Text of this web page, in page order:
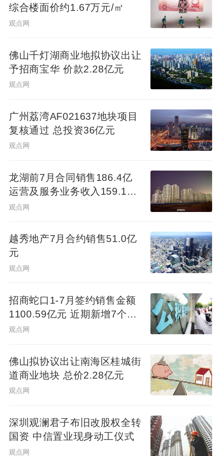
综合楼面价约1.67万元/㎡
观点网
佛山千灯湖商业地拟协议出让
予招商宝华 价款2.28亿元
观点网
广州荔湾AF021637地块项目
复核通过 总投资36亿元
观点网
龙湖前7月合同销售186.4亿
运营及服务业务收入159.1亿
元
观点网
越秀地产7月合约销售51.0亿
元
观点网
招商蛇口1-7月签约销售金额
1100.59亿元 近期新增7个项
目
观点网
佛山拟协议出让南海区桂城街
道商业地块 总价2.28亿元
观点网
深圳观澜君子布旧改股权全转
国资 中信置业现身动工仪式
观点网